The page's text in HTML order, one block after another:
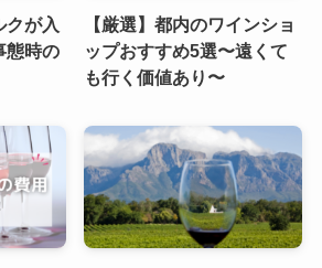
クが入
態時の
【厳選】都内のワインショ
ップおすすめ5選〜遠くて
も行く価値あり〜